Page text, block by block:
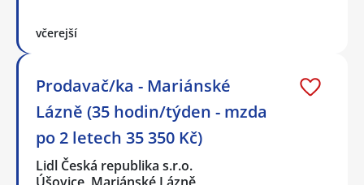
včerejší
Prodavač/ka - Mariánské
Lázně (35 hodin/týden - mzda
po 2 letech 35 350 Kč)
Lidl Česká republika s.r.o.